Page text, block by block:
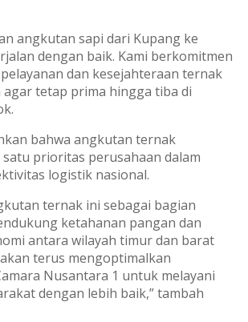
angkutan sapi dari Kupang ke
dengan baik. Kami berkomitmen
dan kesejahteraan ternak
agar tetap prima hingga tiba di
bahwa angkutan ternak
prioritas perusahaan dalam
logistik nasional.
ternak ini sebagai bagian
ketahanan pangan dan
antara wilayah timur dan barat
terus mengoptimalkan
Nusantara 1 untuk melayani
dengan lebih baik,” tambah